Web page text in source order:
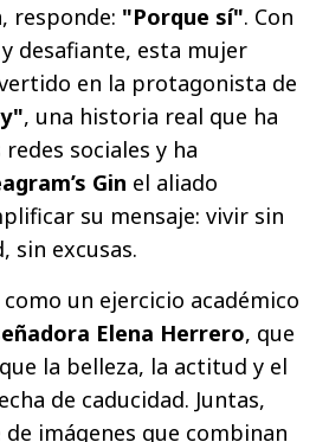
responde: "Porque sí". Con
desafiante, esta mujer
en la protagonista de
, una historia real que ha
sociales y ha
Gin el aliado
su mensaje: vivir sin
sin excusas.
un ejercicio académico
Elena Herrero, que
la belleza, la actitud y el
de caducidad. Juntas,
imágenes que combinan